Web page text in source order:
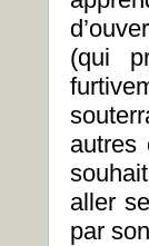
(qui
autres
aller
par